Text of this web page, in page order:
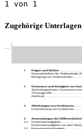
Zugehörige Unterlagen